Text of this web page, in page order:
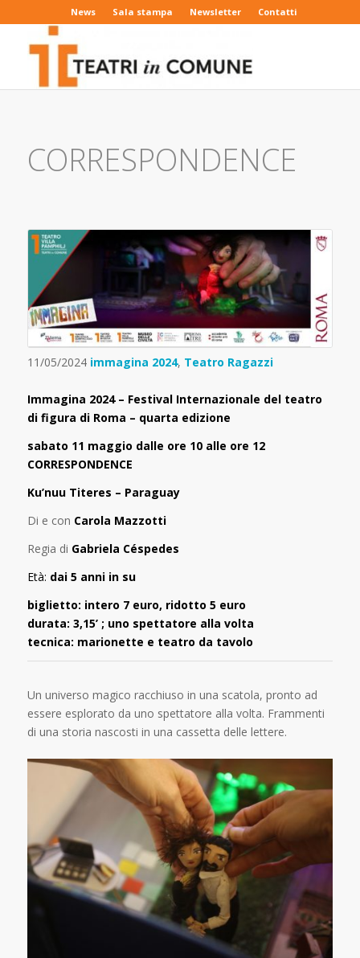
News Sala stampa Newsletter Contatti
CORRESPONDENCE
11/05/2024 immagina 2024, Teatro Ragazzi
Immagina 2024 – Festival Internazionale del teatro
di figura di Roma – quarta edizione
sabato 11 maggio dalle ore 10 alle ore 12
CORRESPONDENCE
Ku’nuu Titeres – Paraguay
Di e con Carola Mazzotti
Regia di Gabriela Céspedes
Età: dai 5 anni in su
biglietto: intero 7 euro, ridotto 5 euro
durata: 3,15’ ; uno spettatore alla volta​
tecnica: marionette e teatro da tavolo
Un universo magico racchiuso in una scatola, pronto ad
essere esplorato da uno spettatore alla volta. Frammenti
di una storia nascosti in una cassetta delle lettere.